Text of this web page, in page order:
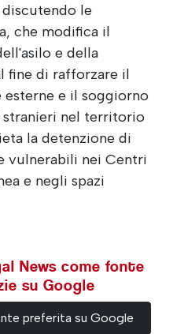
le
che modifica il
e della
fine di rafforzare il
e il soggiorno
nel territorio
la detenzione di
vulnerabili nei Centri
e negli spazi
News come fonte
su Google
preferita su Google